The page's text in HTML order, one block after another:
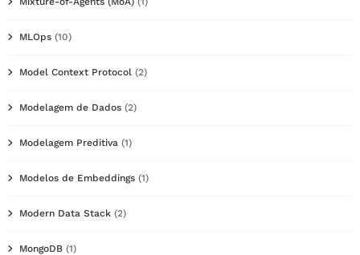
MLOps (10)
Model Context Protocol (2)
Modelagem de Dados (2)
Modelagem Preditiva (1)
Modelos de Embeddings (1)
Modern Data Stack (2)
MongoDB (1)